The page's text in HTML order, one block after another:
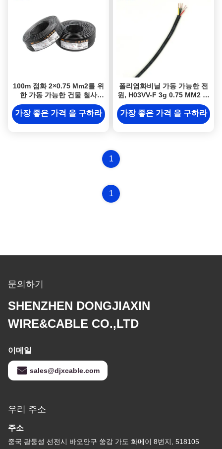
100m 점화 2×0.75 Mm2를 위
한 가동 가능한 건물 철사
H03VV F 구리 지휘자
가장 좋은 가격 을 구하라
폴리염화비닐 가동 가능한 전
원, H03VV-F 3g 0.75 MM2 케
이블
가장 좋은 가격 을 구하라
1
1
문의하기
SHENZHEN DONGJIAXIN
WIRE&CABLE CO.,LTD
이메일
sales@djxcable.com
우리 주소
주소
중국 광둥성 선전시 바오안구 쑹강 가도 화메이 8번지, 518105